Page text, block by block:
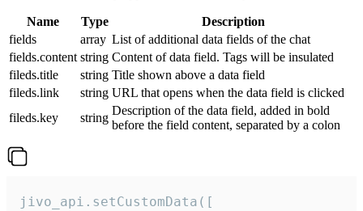
Name Type
Description
fields
array List of additional data fields of the chat
fields.content string Content of data field. Tags will be insulated
fileds.title
string Title shown above a data field
fileds.link
string URL that opens when the data field is clicked
fileds.key
string
Description of the data field, added in bold
before the field content, separated by a colon
jivo_api.setCustomData([